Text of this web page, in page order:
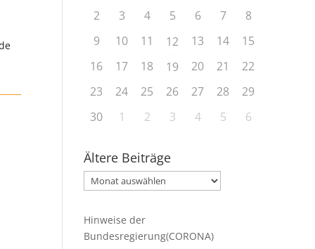
2
3 4 5 6 7
8
9
10 11 12 13 14
15
16
17 18 19 20 21
22
23
24 25 26 27 28
29
30
1 2 3 4 5 6
Ältere Beiträge
Ältere
Beiträge
Hinweise der
Bundesregierung(CORONA)